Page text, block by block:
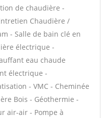
de chaudière -
Chaudière /
- Salle de bain clé en
électrique -
eau chaude
électrique -
- VMC - Cheminée
Bois - Géothermie -
air-air - Pompe à